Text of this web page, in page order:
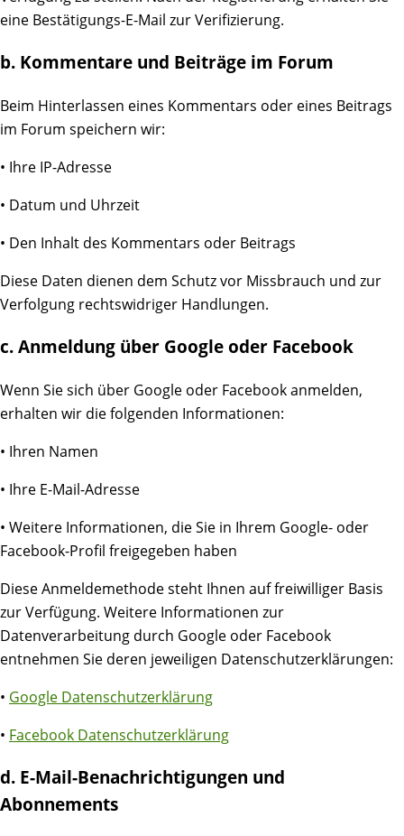
eine Bestätigungs-E-Mail zur Verifizierung.
b. Kommentare und Beiträge im Forum
Beim Hinterlassen eines Kommentars oder eines Beitrags
im Forum speichern wir:
• Ihre IP-Adresse
• Datum und Uhrzeit
• Den Inhalt des Kommentars oder Beitrags
Diese Daten dienen dem Schutz vor Missbrauch und zur
Verfolgung rechtswidriger Handlungen.
c. Anmeldung über Google oder Facebook
Wenn Sie sich über Google oder Facebook anmelden,
erhalten wir die folgenden Informationen:
• Ihren Namen
• Ihre E-Mail-Adresse
• Weitere Informationen, die Sie in Ihrem Google- oder
Facebook-Profil freigegeben haben
Diese Anmeldemethode steht Ihnen auf freiwilliger Basis
zur Verfügung. Weitere Informationen zur
Datenverarbeitung durch Google oder Facebook
entnehmen Sie deren jeweiligen Datenschutzerklärungen:
• Google Datenschutzerklärung
• Facebook Datenschutzerklärung
d. E-Mail-Benachrichtigungen und
Abonnements